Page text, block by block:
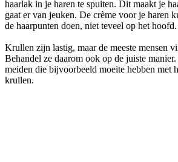
haarlak in je haren te spuiten. Dit maakt je
gaat er van jeuken. De crème voor je haren
de haarpunten doen, niet teveel op het hoofd.
Krullen zijn lastig, maar de meeste mensen
Behandel ze daarom ook op de juiste
meiden die bijvoorbeeld moeite hebben met
krullen.